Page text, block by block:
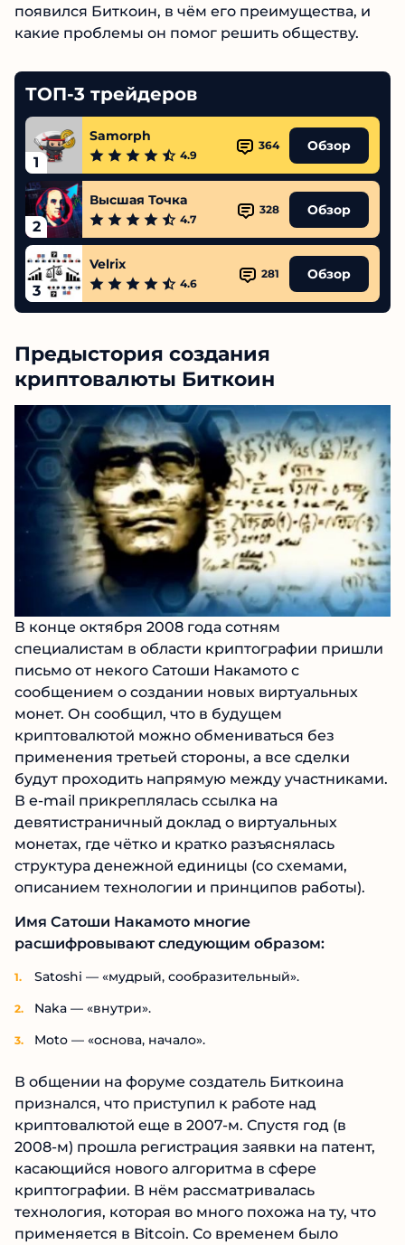
появился Биткоин, в чём его преимущества, и
какие проблемы он помог решить обществу.
ТОП-3 трейдеров
1
Samorph
4.9
364 Обзор
2
Высшая Точка
4.7
328 Обзор
3
Velrix
4.6
281 Обзор
Предыстория создания
криптовалюты Биткоин
В конце октября 2008 года сотням
специалистам в области криптографии пришли
письмо от некого Сатоши Накамото с
сообщением о создании новых виртуальных
монет. Он сообщил, что в будущем
криптовалютой можно обмениваться без
применения третьей стороны, а все сделки
будут проходить напрямую между участниками.
В e-mail прикреплялась ссылка на
девятистраничный доклад о виртуальных
монетах, где чётко и кратко разъяснялась
структура денежной единицы (со схемами,
описанием технологии и принципов работы).
Имя Сатоши Накамото многие
расшифровывают следующим образом:
Satoshi — «мудрый, сообразительный».
Naka — «внутри».
Moto — «основа, начало».
В общении на форуме создатель Биткоина
признался, что приступил к работе над
криптовалютой еще в 2007-м. Спустя год (в
2008-м) прошла регистрация заявки на патент,
касающийся нового алгоритма в сфере
криптографии. В нём рассматривалась
технология, которая во много похожа на ту, что
применяется в Bitcoin. Со временем было